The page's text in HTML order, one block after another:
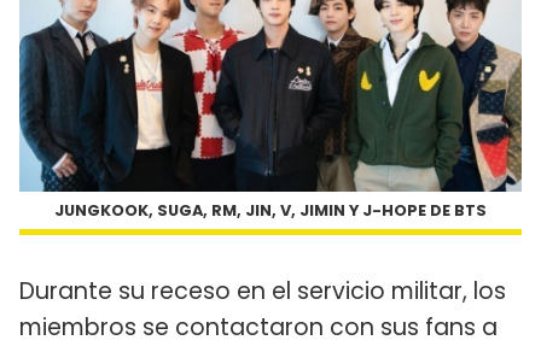
JUNGKOOK, SUGA, RM, JIN, V, JIMIN Y J-HOPE DE BTS
Durante su receso en el servicio militar, los
miembros se contactaron con sus fans a